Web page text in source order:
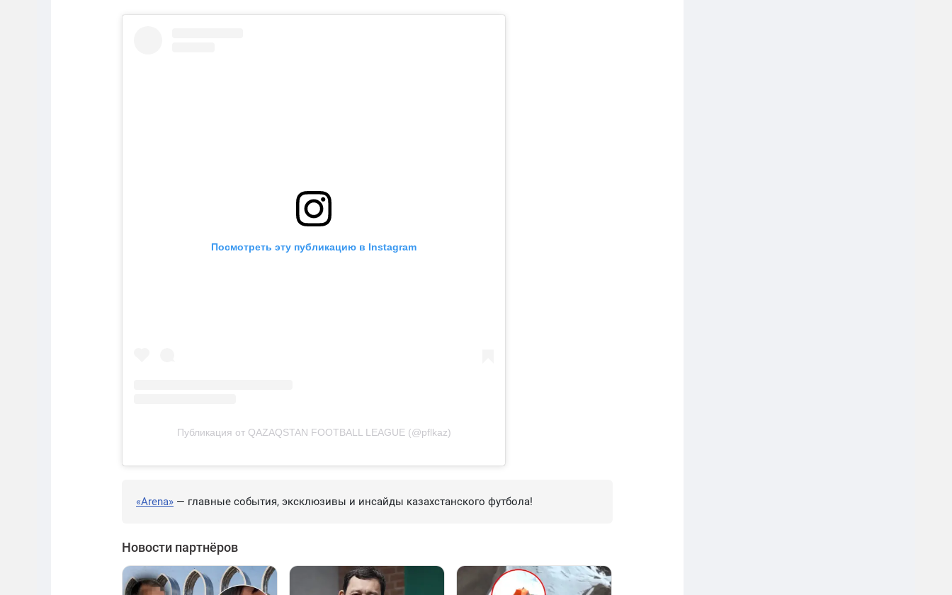
Посмотреть эту публикацию в Instagram
Публикация от QAZAQSTAN FOOTBALL LEAGUE (@pflkaz)
«Arena» — главные события, эксклюзивы и инсайды казахстанского футбола!